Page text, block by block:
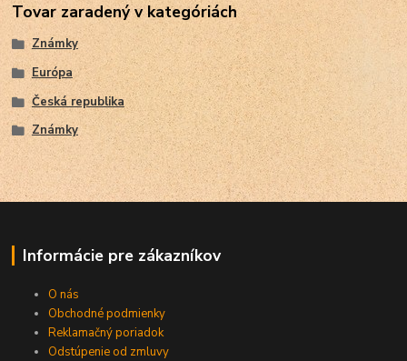
Tovar zaradený v kategóriách
Známky
Európa
Česká republika
Známky
Informácie pre zákazníkov
O nás
Obchodné podmienky
Reklamačný poriadok
Odstúpenie od zmluvy